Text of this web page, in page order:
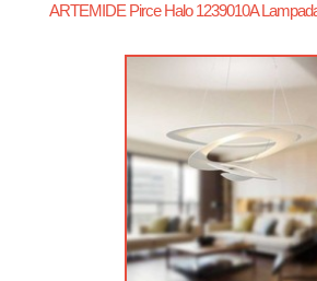
ARTEMIDE Pirce Halo 1239010A